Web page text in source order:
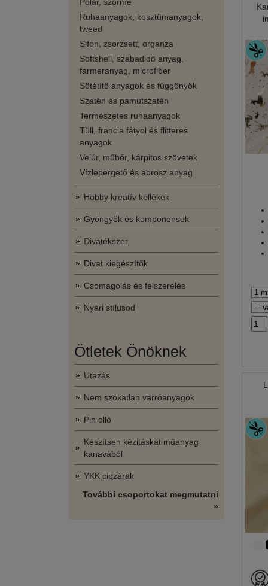
Ruhaanyagok, kosztümanyagok,
tweed
Sifon, zsorzsett, organza
Softshell, szabadidő anyag,
farmeranyag, microfiber
Sötétítő anyagok és fűggönyök
Szatén és pamutszatén
Természetes ruhaanyagok
Tüll, francia fátyol és flitteres
anyagok
Velúr, műbőr, kárpitos szövetek
Vízlepergető és abrosz anyag
Hobby kreatív kellékek
Gyöngyök és komponensek
Divatékszer
Divat kiegészítők
Csomagolás és felszerelés
Nyári stílusod
Ötletek Önöknek
Utazás
Nem szokatlan varróanyagok
Pin olló
Készítsen kézitáskát műanyag
kanavából
YKK cipzárak
További csoportokat megmutatni
»